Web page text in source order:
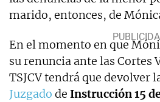
marido, entonces, de
En el momento en que
su renuncia ante las Cortes
TSJCV tendrá que devolver
Juzgado de Instrucción 15